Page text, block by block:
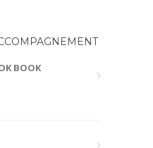
BOOK